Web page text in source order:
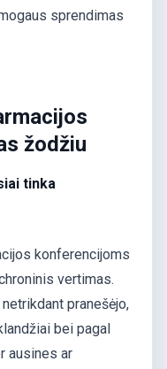
sprendimas
žodžiu
tinka
konferencijoms
vertimas.
pranešėjo,
bei pagal
ausines ar